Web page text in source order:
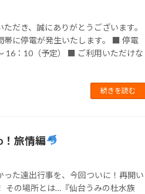
だき、誠にありがとうございます。
帯に停電が発生いたします。 ■ 停電
：10（予定） ■ ご利用いただけな
続きを読む
旅情編
た遠出行事を、今回ついに！再開い
その場所とは…『仙台うみの杜水族